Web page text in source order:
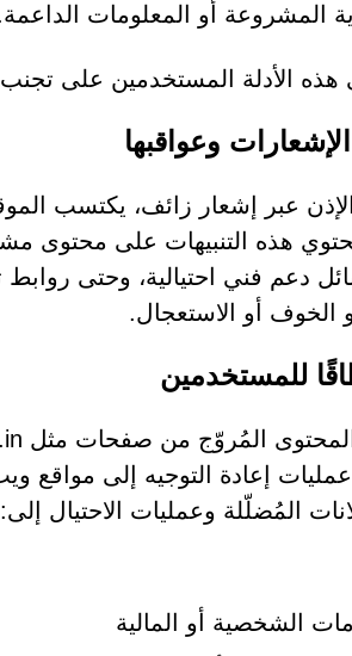
المشروعة أو المعلومات
الأدلة المستخدمين على
وعواقبها
عبر إشعار زائف، يكتسب
هذه التنبيهات على محتوى
دعم فني احتيالية، وحتى
الخوف أو الاستعجال.
للمستخدمين
إعادة التوجيه إلى مواقع
المُضلّلة وعمليات الاحتيال إلى:
الشخصية أو المالية